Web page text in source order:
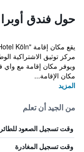
حول فندق أوبرا
ويوفر مكان إقامة مع واي
مكان الإقامة...
المزيد
من الجيد أن تعلم
وقت تسجيل الصعود
وقت تسجيل المغادرة